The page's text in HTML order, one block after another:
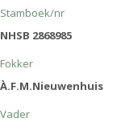
Stamboek/nr
NHSB 2868985
Fokker
À.F.M.Nieuwenhuis
Vader